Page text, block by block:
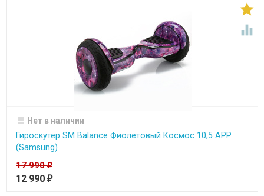


Нет в наличии
Гироскутер SM Balance Фиолетовый Космос 10,5 APP
(Samsung)
17 990₽
12 990 ₽